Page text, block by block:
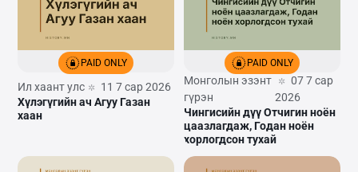
PAID ONLY
Ил хаант улс
11 7 сар 2026
Хүлэгүгийн ач Агуу Газан
хаан
PAID ONLY
Монголын эзэнт
гүрэн
07 7 сар
2026
Чингисийн дүү Отчигин ноён
цаазлагдаж, Годан ноён
хорлогдсон тухай